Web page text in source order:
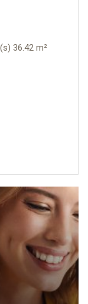
Appartement 2 pièce(s) 1 chambre(s) 36.42 m²